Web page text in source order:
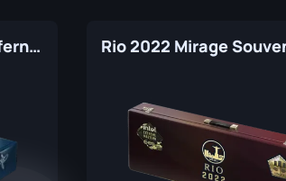
ESL One Cologne 2015 Inferno Souvenir Package